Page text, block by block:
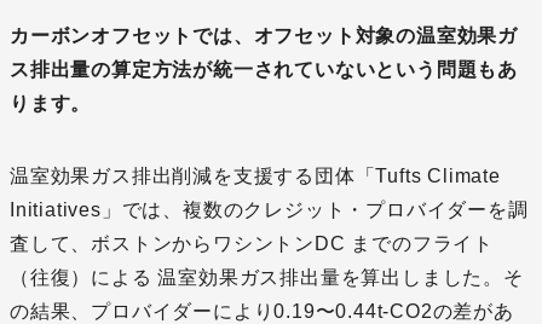
カーボンオフセットでは、オフセット対象の温室効果ガ
ス排出量の算定方法が統一されていないという問題もあ
ります。
温室効果ガス排出削減を支援する団体「Tufts Climate
Initiatives」では、複数のクレジット・プロバイダーを調
査して、ボストンからワシントンDC までのフライト
（往復）による 温室効果ガス排出量を算出しました。そ
の結果、プロバイダーにより0.19〜0.44t-CO2の差があ